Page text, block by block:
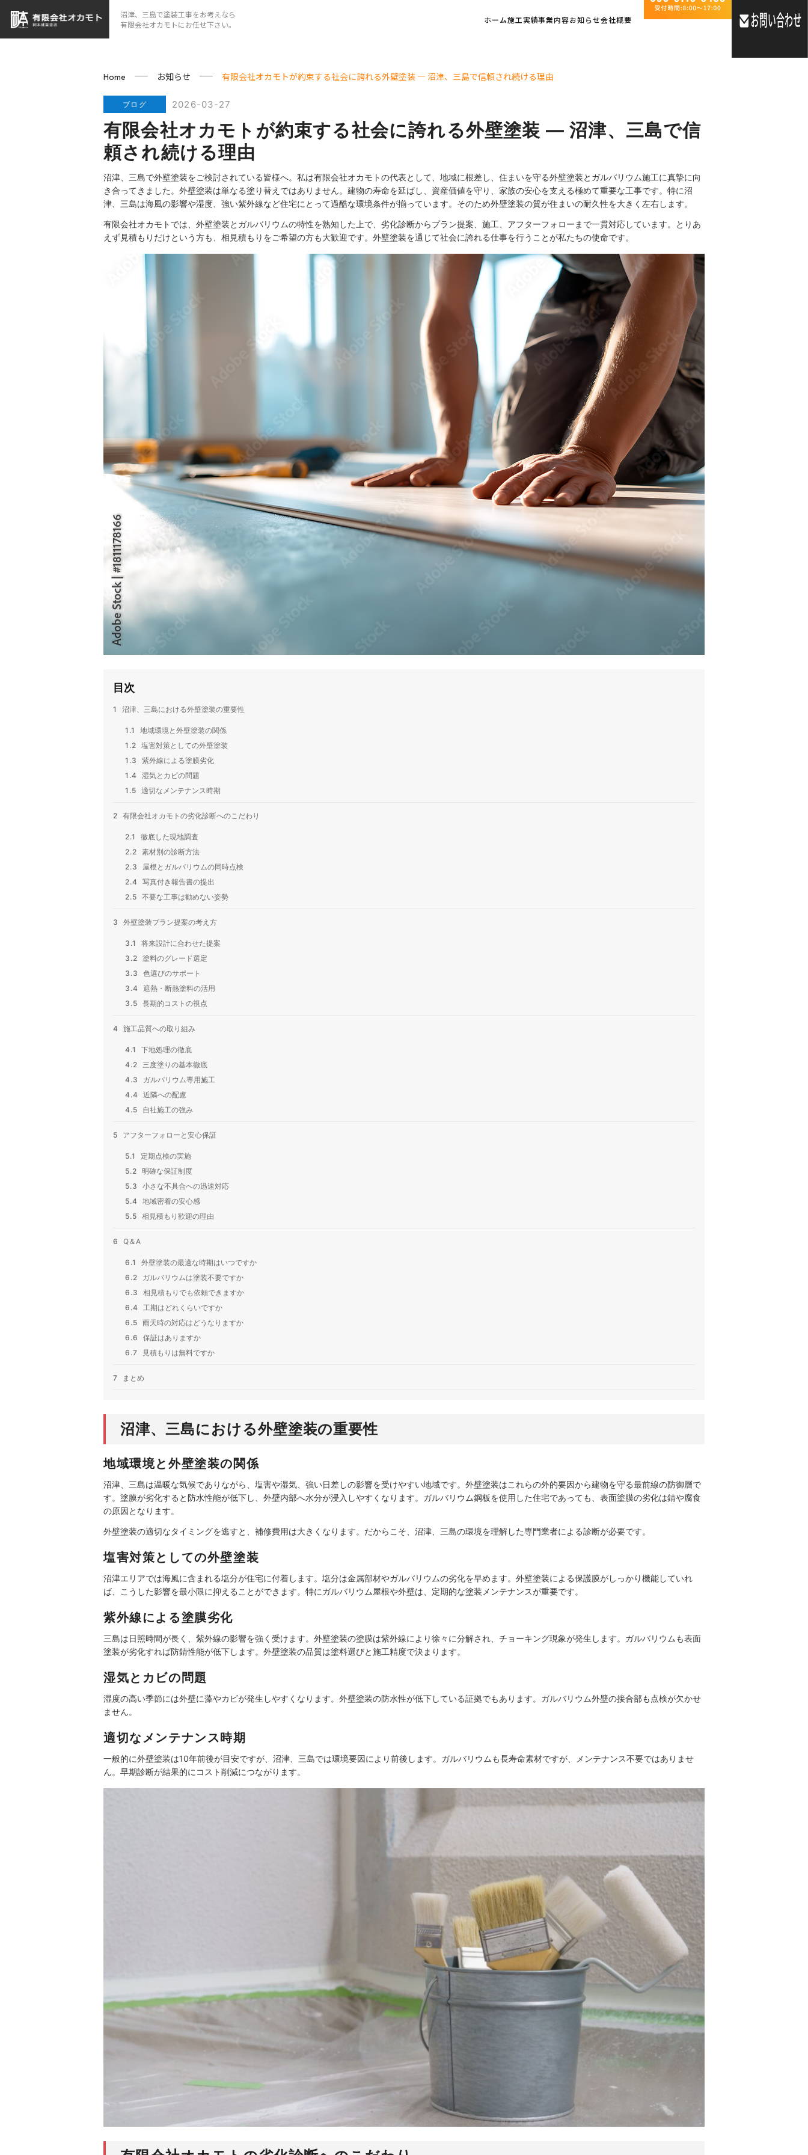
沼津、三島で塗装工事をお考えなら
有限会社オカモトにお任せ下さい。
ホーム施工実績事業内容お知らせ会社概要
Home お知らせ 有限会社オカモトが約束する社会に誇れる外壁塗装 ― 沼津、三島で信頼され続ける理由
ブログ 2026-03-27
有限会社オカモトが約束する社会に誇れる外壁塗装 ― 沼津、三島で信
頼され続ける理由
沼津、三島で外壁塗装をご検討されている皆様へ。私は有限会社オカモトの代表として、地域に根差し、住まいを守る外壁塗装とガルバリウム施工に真摯に向
き合ってきました。外壁塗装は単なる塗り替えではありません。建物の寿命を延ばし、資産価値を守り、家族の安心を支える極めて重要な工事です。特に沼
津、三島は海風の影響や湿度、強い紫外線など住宅にとって過酷な環境条件が揃っています。そのため外壁塗装の質が住まいの耐久性を大きく左右します。
有限会社オカモトでは、外壁塗装とガルバリウムの特性を熟知した上で、劣化診断からプラン提案、施工、アフターフォローまで一貫対応しています。とりあ
えず見積もりだけという方も、相見積もりをご希望の方も大歓迎です。外壁塗装を通じて社会に誇れる仕事を行うことが私たちの使命です。
目次
1 沼津、三島における外壁塗装の重要性
1.1
地域環境と外壁塗装の関係
1.2 塩害対策としての外壁塗装
1.3
紫外線による塗膜劣化
1.4
湿気とカビの問題
1.5 適切なメンテナンス時期
2 有限会社オカモトの劣化診断へのこだわり
2.1
徹底した現地調査
2.2 素材別の診断方法
2.3
屋根とガルバリウムの同時点検
2.4
写真付き報告書の提出
2.5 不要な工事は勧めない姿勢
3 外壁塗装プラン提案の考え方
3.1
将来設計に合わせた提案
3.2 塗料のグレード選定
3.3
色選びのサポート
3.4
遮熱・断熱塗料の活用
3.5 長期的コストの視点
4 施工品質への取り組み
4.1
下地処理の徹底
4.2
三度塗りの基本徹底
4.3
ガルバリウム専用施工
4.4
近隣への配慮
4.5
自社施工の強み
5 アフターフォローと安心保証
5.1
定期点検の実施
5.2 明確な保証制度
5.3
小さな不具合への迅速対応
5.4
地域密着の安心感
5.5 相見積もり歓迎の理由
6 Q＆A
6.1
外壁塗装の最適な時期はいつですか
6.2
ガルバリウムは塗装不要ですか
6.3
相見積もりでも依頼できますか
6.4
工期はどれくらいですか
6.5 雨天時の対応はどうなりますか
6.6
保証はありますか
6.7
見積もりは無料ですか
7 まとめ
沼津、三島における外壁塗装の重要性
地域環境と外壁塗装の関係
沼津、三島は温暖な気候でありながら、塩害や湿気、強い日差しの影響を受けやすい地域です。外壁塗装はこれらの外的要因から建物を守る最前線の防御層で
す。塗膜が劣化すると防水性能が低下し、外壁内部へ水分が浸入しやすくなります。ガルバリウム鋼板を使用した住宅であっても、表面塗膜の劣化は錆や腐食
の原因となります。
外壁塗装の適切なタイミングを逃すと、補修費用は大きくなります。だからこそ、沼津、三島の環境を理解した専門業者による診断が必要です。
塩害対策としての外壁塗装
沼津エリアでは海風に含まれる塩分が住宅に付着します。塩分は金属部材やガルバリウムの劣化を早めます。外壁塗装による保護膜がしっかり機能していれ
ば、こうした影響を最小限に抑えることができます。特にガルバリウム屋根や外壁は、定期的な塗装メンテナンスが重要です。
紫外線による塗膜劣化
三島は日照時間が長く、紫外線の影響を強く受けます。外壁塗装の塗膜は紫外線により徐々に分解され、チョーキング現象が発生します。ガルバリウムも表面
塗装が劣化すれば防錆性能が低下します。外壁塗装の品質は塗料選びと施工精度で決まります。
湿気とカビの問題
湿度の高い季節には外壁に藻やカビが発生しやすくなります。外壁塗装の防水性が低下している証拠でもあります。ガルバリウム外壁の接合部も点検が欠かせ
ません。
適切なメンテナンス時期
一般的に外壁塗装は10年前後が目安ですが、沼津、三島では環境要因により前後します。ガルバリウムも長寿命素材ですが、メンテナンス不要ではありませ
ん。早期診断が結果的にコスト削減につながります。